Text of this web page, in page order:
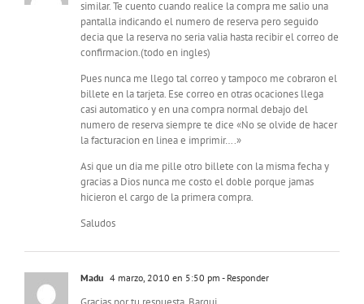
similar. Te cuento cuando realice la compra me salio una
pantalla indicando el numero de reserva pero seguido
decia que la reserva no seria valia hasta recibir el correo de
confirmacion.(todo en ingles)
Pues nunca me llego tal correo y tampoco me cobraron el
billete en la tarjeta. Ese correo en otras ocaciones llega
casi automatico y en una compra normal debajo del
numero de reserva siempre te dice «No se olvide de hacer
la facturacion en linea e imprimir….»
Asi que un dia me pille otro billete con la misma fecha y
gracias a Dios nunca me costo el doble porque jamas
hicieron el cargo de la primera compra.
Saludos
Madu 4 marzo, 2010 en 5:50 pm - Responder